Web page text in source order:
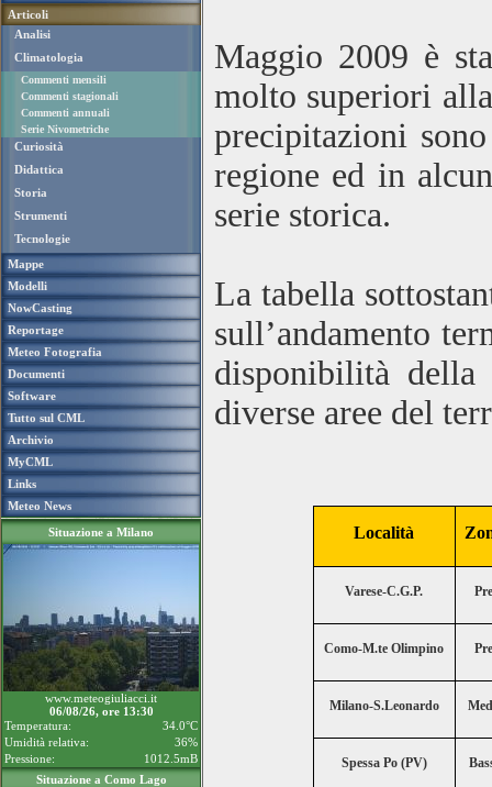
Articoli
Analisi
Climatologia
Commenti mensili
Commenti stagionali
Commenti annuali
Serie Nivometriche
Curiosità
Didattica
Storia
Strumenti
Tecnologie
Mappe
Modelli
NowCasting
Reportage
Meteo Fotografia
Documenti
Software
Tutto sul CML
Archivio
MyCML
Links
Meteo News
Situazione a Milano
www.meteogiuliacci.it
06/08/26, ore 13:30
Temperatura:
34.0°C
Umidità relativa:
36%
Pressione:
1012.5mB
Situazione a Como Lago
Maggio 2009 è
molto superiori
precipitazioni
regione ed in
serie storica.
La tabella
sull’andamento
disponibilità
diverse aree del
Località
Varese-C.G.P.
Como-M.te Olimpino
Milano-S.Leonardo
Spessa Po (PV)